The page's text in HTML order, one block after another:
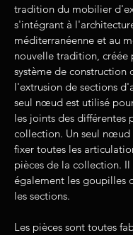
tradition du mobilier
s'intégrant à
méditerranéenne et au
nouvelle tradition, créée
système de construction
l'extrusion de sections
seul nœud est utilisé
les joints des différentes
collection. Un seul nœud
fixer toutes les
pièces de la collection. Il
également les goupilles
les sections.
Les pièces sont toutes